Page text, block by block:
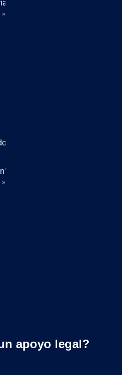
»
»
apoyo legal?